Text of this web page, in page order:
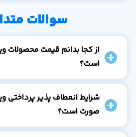
سوالات
از کجا بدانم قیمت محصولات
است؟
شرایط انعطاف پذیر پرداختی
صورت است؟